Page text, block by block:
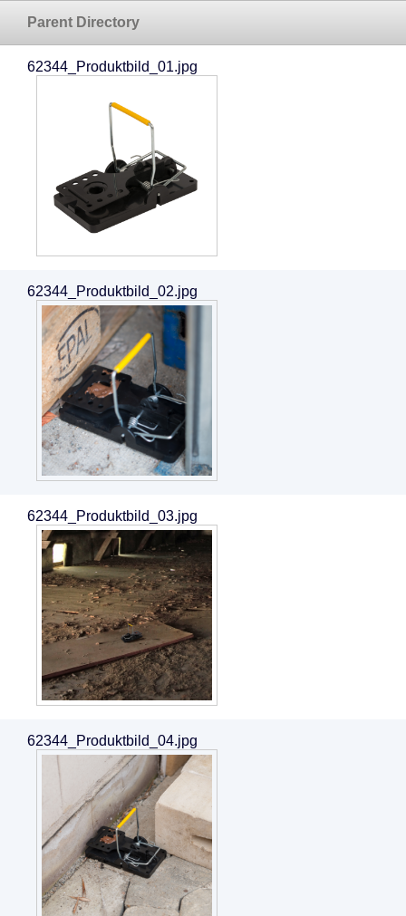
Parent Directory
62344_Produktbild_01.jpg
62344_Produktbild_02.jpg
62344_Produktbild_03.jpg
62344_Produktbild_04.jpg